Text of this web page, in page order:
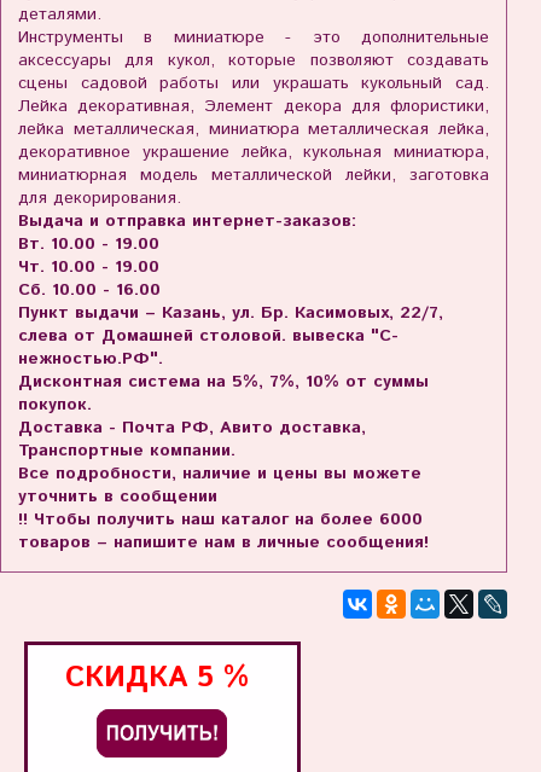
деталями.
Инструменты в миниатюре - это дополнительные
аксессуары для кукол, которые позволяют создавать
сцены садовой работы или украшать кукольный сад.
Лейка декоративная, Элемент декора для флористики,
лейка металлическая, миниатюра металлическая лейка,
декоративное украшение лейка, кукольная миниатюра,
миниатюрная модель металлической лейки, заготовка
для декорирования.
Выдача и отправка интернет-заказов:
Вт. 10.00 - 19.00
Чт. 10.00 - 19.00
Сб. 10.00 - 16.00
Пункт выдачи – Казань, ул. Бр. Касимовых, 22/7,
слева от Домашней столовой. вывеска "С-
нежностью.РФ".
Дисконтная система на 5%, 7%, 10% от суммы
покупок.
Доставка - Почта РФ, Авито доставка,
Транспортные компании.
Все подробности, наличие и цены вы можете
уточнить в сообщении
!! Чтобы получить наш каталог на более 6000
товаров – напишите нам в личные сообщения!
СКИДКА 5 %